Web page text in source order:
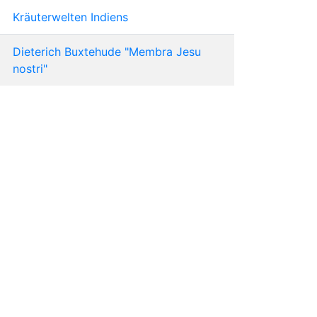
Kräuterwelten Indiens
Dieterich Buxtehude "Membra Jesu
nostri"